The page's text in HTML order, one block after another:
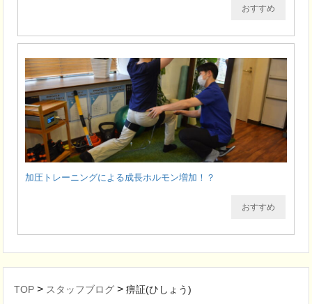
おすすめ
加圧トレーニングによる成長ホルモン増加！？
おすすめ
TOP > スタッフブログ >痹証(ひしょう)